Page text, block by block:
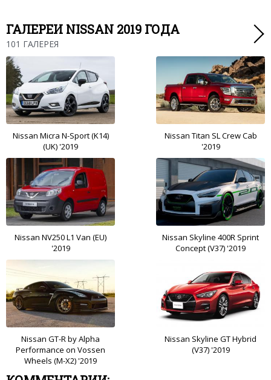
ГАЛЕРЕИ NISSAN 2019 ГОДА
101 ГАЛЕРЕЯ
Nissan Micra N-Sport (K14)
(UK) '2019
Nissan Titan SL Crew Cab
'2019
Nissan NV250 L1 Van (EU)
'2019
Nissan Skyline 400R Sprint
Concept (V37) '2019
Nissan GT-R by Alpha
Performance on Vossen
Wheels (M-X2) '2019
Nissan Skyline GT Hybrid
(V37) '2019